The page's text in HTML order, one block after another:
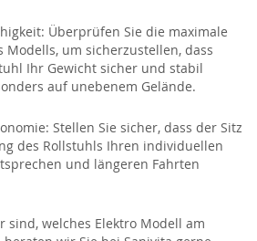
Überprüfen Sie die maximale
Modells, um sicherzustellen, dass
Ihr Gewicht sicher und stabil
auf unebenem Gelände.
Stellen Sie sicher, dass der Sitz
des Rollstuhls Ihren individuellen
und längeren Fahrten
sind, welches Elektro Modell am